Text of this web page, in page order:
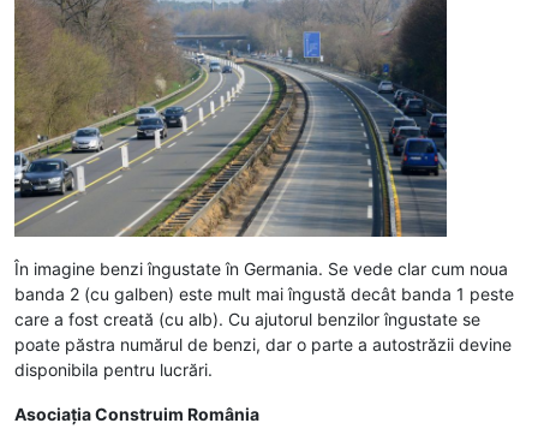
În imagine benzi îngustate în Germania. Se vede clar cum noua
banda 2 (cu galben) este mult mai îngustă decât banda 1 peste
care a fost creată (cu alb). Cu ajutorul benzilor îngustate se
poate păstra numărul de benzi, dar o parte a autostrăzii devine
disponibila pentru lucrări.
Asociaţia Construim România